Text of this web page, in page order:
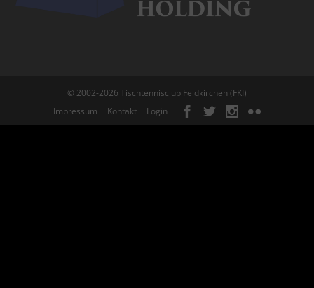
© 2002-2026 Tischtennisclub Feldkirchen (FKI)
Impressum
Kontakt Login